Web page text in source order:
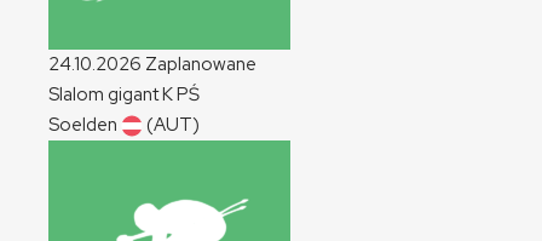
24.10.2026 Zaplanowane
Slalom gigantKPŚ
Soelden
(AUT)